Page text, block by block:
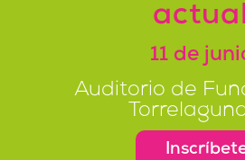
actual
Auditorio de
11 de